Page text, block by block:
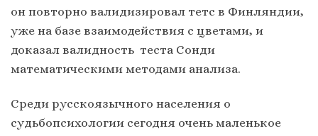
он повторно валидизировал тетс в Финляндии,
уже на базе взаимодействия с цветами, и
доказал валидность теста Сонди
математическими методами анализа.
Среди русскоязычного населения о
судьбопсихологии сегодня очень маленькое